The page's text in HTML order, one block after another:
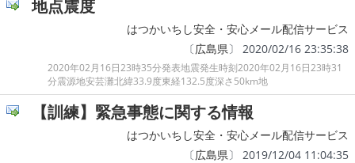
地点震度
はつかいちし安全・安心メール配信サービス
〔広島県〕 2020/02/16 23:35:38
2020年02月16日23時35分発表地震発生時刻2020年02月16日23時31
分震源地安芸灘北緯33.9度東経132.5度深さ50km地
【訓練】緊急事態に関する情報
はつかいちし安全・安心メール配信サービス
〔広島県〕 2019/12/04 11:04:35